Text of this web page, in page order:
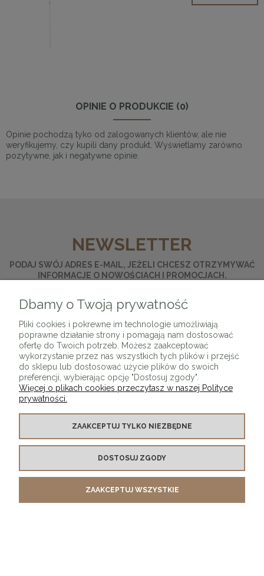
OPINIE O PRODUKCIE (0)
Opinie pochodzą tyko od zalogowanych klientów, ale nie
weryfikujemy, czy kupili dany produkt. Wyświetlamy zarówno
pozytywne, jak i negatywne opinie.
NEWSLETTER
PODAJ SWÓJ ADRES E-MAIL, JEŻELI CHCESZ OTRZYMYWAĆ
INFORMACJE O NOWOŚCIACH I PROMOCJACH.
KONTAKT Z NAMI
MOJE KONTO
Dbamy o Twoją prywatność
Pliki cookies i pokrewne im technologie umożliwiają
poprawne działanie strony i pomagają nam dostosować
ofertę do Twoich potrzeb. Możesz zaakceptować
wykorzystanie przez nas wszystkich tych plików i przejść
do sklepu lub dostosować użycie plików do swoich
preferencji, wybierając opcję "Dostosuj zgody".
Więcej o plikach cookies przeczytasz w naszej Polityce
prywatności.
ZAAKCEPTUJ TYLKO NIEZBĘDNE
DOSTOSUJ ZGODY
ZAAKCEPTUJ WSZYSTKIE